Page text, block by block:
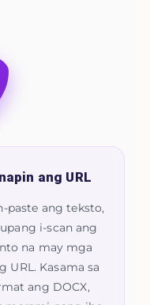
ang URL
paste ang teksto,
i-scan ang
na may mga
URL. Kasama sa
ang DOCX,